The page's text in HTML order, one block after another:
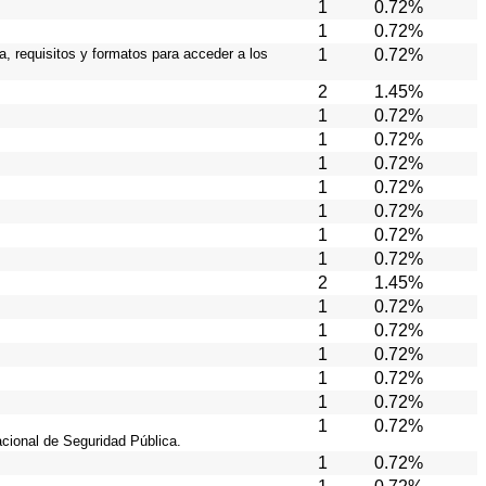
1
0.72%
1
0.72%
requisitos y formatos para acceder a los 1
0.72%
2
1.45%
1
0.72%
1
0.72%
1
0.72%
1
0.72%
1
0.72%
1
0.72%
1
0.72%
2
1.45%
1
0.72%
1
0.72%
1
0.72%
1
0.72%
1
0.72%
de Seguridad Pública.
1
0.72%
1
0.72%